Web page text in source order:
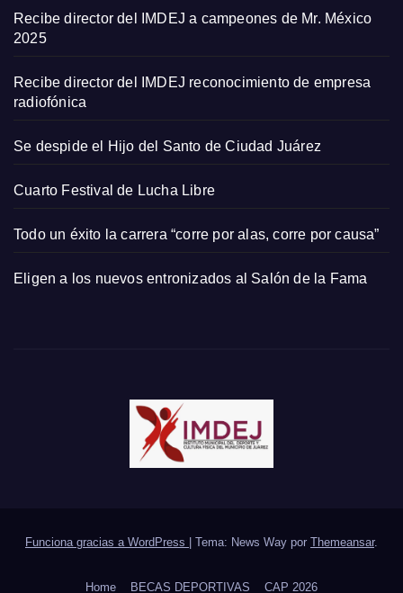
Recibe director del IMDEJ a campeones de Mr. México
2025
Recibe director del IMDEJ reconocimiento de empresa
radiofónica
Se despide el Hijo del Santo de Ciudad Juárez
Cuarto Festival de Lucha Libre
Todo un éxito la carrera “corre por alas, corre por causa”
Eligen a los nuevos entronizados al Salón de la Fama
Funciona gracias a WordPress Tema: News Way por Themeansar.
Home BECAS DEPORTIVAS CAP 2026